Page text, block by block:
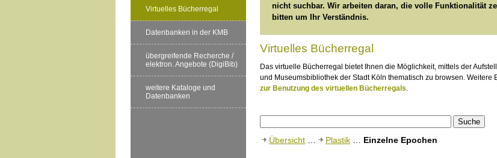
Virtuelles Bücherregal
Datenbanken in der KMB
übergreifende Recherche /
elektron. Angebote (DigiBib)
weitere Kataloge und
Datenbanken
nicht suchbar. Wir arbeiten daran, die volle Funktionalität
bitten um Ihr Verständnis.
Virtuelles Bücherregal
Das virtuelle Bücherregal bietet Ihnen die Möglichkeit, mittels der
und Museumsbibliothek der Stadt Köln thematisch zu browsen. Weitere
zur Benutzung des virtuellen Bücherregals
Übersicht Plastik Einzelne Epochen